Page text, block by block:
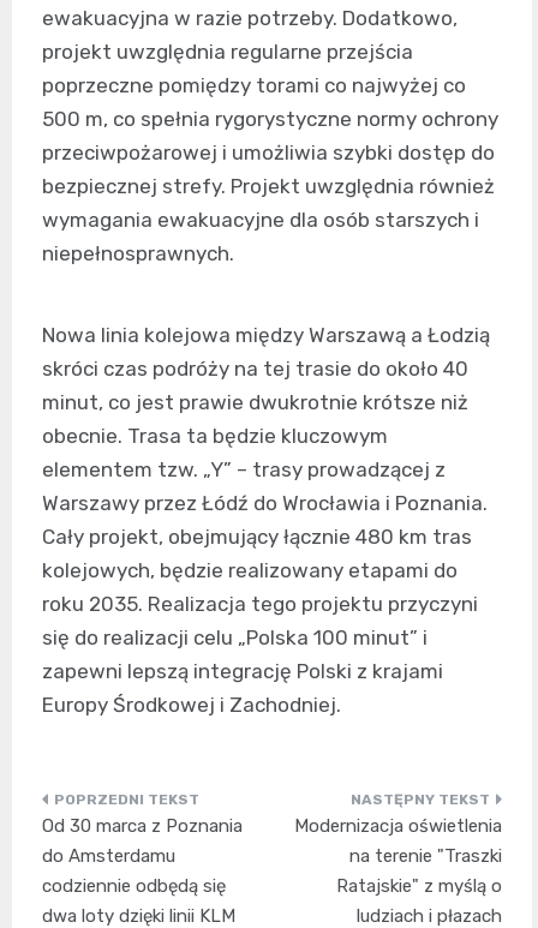
ewakuacyjna w razie potrzeby. Dodatkowo,
projekt uwzględnia regularne przejścia
poprzeczne pomiędzy torami co najwyżej co
500 m, co spełnia rygorystyczne normy ochrony
przeciwpożarowej i umożliwia szybki dostęp do
bezpiecznej strefy. Projekt uwzględnia również
wymagania ewakuacyjne dla osób starszych i
niepełnosprawnych.
Nowa linia kolejowa między Warszawą a Łodzią
skróci czas podróży na tej trasie do około 40
minut, co jest prawie dwukrotnie krótsze niż
obecnie. Trasa ta będzie kluczowym
elementem tzw. „Y” – trasy prowadzącej z
Warszawy przez Łódź do Wrocławia i Poznania.
Cały projekt, obejmujący łącznie 480 km tras
kolejowych, będzie realizowany etapami do
roku 2035. Realizacja tego projektu przyczyni
się do realizacji celu „Polska 100 minut” i
zapewni lepszą integrację Polski z krajami
Europy Środkowej i Zachodniej.
Nawigacja
wpisu
Od 30 marca z Poznania
do Amsterdamu
codziennie odbędą się
dwa loty dzięki linii KLM
Modernizacja oświetlenia
na terenie "Traszki
Ratajskie" z myślą o
ludziach i płazach